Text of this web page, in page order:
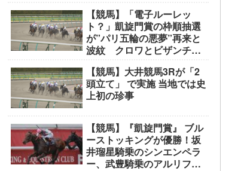
【競馬】「電子ルーレッ
ト？」凱旋門賞の枠順抽選
が”パリ五輪の悪夢”再来と
波紋 クロワとビザンチン
【競馬】大井競馬3Rが「2
頭立て」 で実施 当地では史
上初の珍事
【競馬】『凱旋門賞』 ブル
ーストッキングが優勝！坂
井瑠星騎乗のシンエンペラ
ー、武豊騎乗のアルリファ